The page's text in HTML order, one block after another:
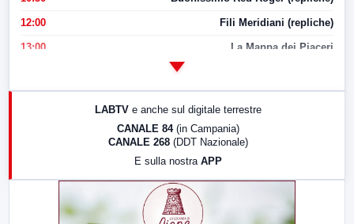
12:00 Fili Meridiani (repliche)
13:00 La Mappa dei Piaceri
LABTV e anche sul digitale terrestre
CANALE 84 (in Campania)
CANALE 268 (DDT Nazionale)
E sulla nostra APP